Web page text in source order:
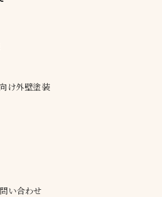
け外壁塗装
い合わせ